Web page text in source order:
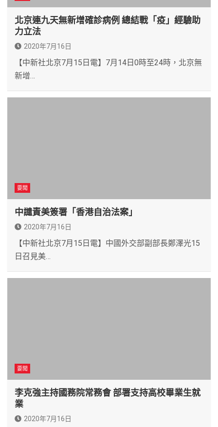
北京連九天無新增確診病例 總結戰「疫」經驗助
力立法
2020年7月16日
【中新社北京7月15日電】7月14日0時至24時，北京無
新增…
要聞
中譴責美簽署「香港自治法案」
2020年7月16日
【中新社北京7月15日電】中國外交部副部長鄭澤光15
日召見美…
要聞
李克強主持國務院常務會 部署支持高校畢業生就
業
2020年7月16日